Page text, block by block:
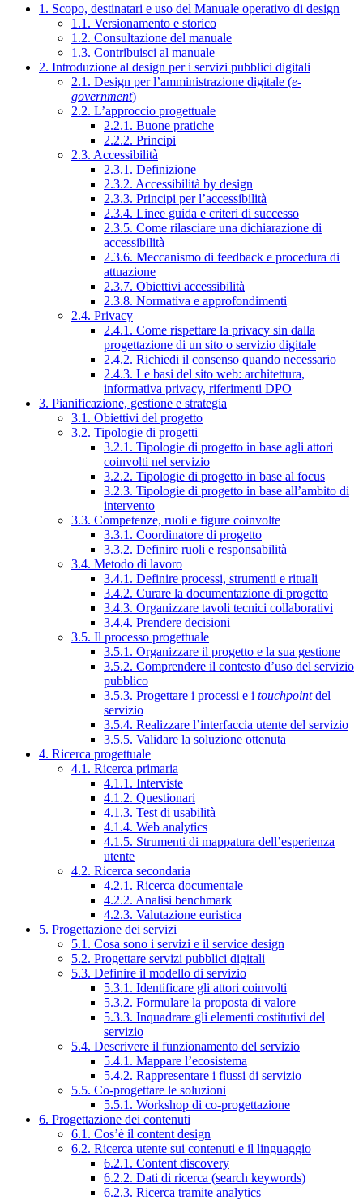
1. Scopo, destinatari e uso del Manuale operativo di design
1.1. Versionamento e storico
1.2. Consultazione del manuale
1.3. Contribuisci al manuale
2. Introduzione al design per i servizi pubblici digitali
2.1. Design per l’amministrazione digitale (e-
government)
2.2. L’approccio progettuale
2.2.1. Buone pratiche
2.2.2. Principi
2.3. Accessibilità
2.3.1. Definizione
2.3.2. Accessibilità by design
2.3.3. Principi per l’accessibilità
2.3.4. Linee guida e criteri di successo
2.3.5. Come rilasciare una dichiarazione di
accessibilità
2.3.6. Meccanismo di feedback e procedura di
attuazione
2.3.7. Obiettivi accessibilità
2.3.8. Normativa e approfondimenti
2.4. Privacy
2.4.1. Come rispettare la privacy sin dalla
progettazione di un sito o servizio digitale
2.4.2. Richiedi il consenso quando necessario
2.4.3. Le basi del sito web: architettura,
informativa privacy, riferimenti DPO
3. Pianificazione, gestione e strategia
3.1. Obiettivi del progetto
3.2. Tipologie di progetti
3.2.1. Tipologie di progetto in base agli attori
coinvolti nel servizio
3.2.2. Tipologie di progetto in base al focus
3.2.3. Tipologie di progetto in base all’ambito di
intervento
3.3. Competenze, ruoli e figure coinvolte
3.3.1. Coordinatore di progetto
3.3.2. Definire ruoli e responsabilità
3.4. Metodo di lavoro
3.4.1. Definire processi, strumenti e rituali
3.4.2. Curare la documentazione di progetto
3.4.3. Organizzare tavoli tecnici collaborativi
3.4.4. Prendere decisioni
3.5. Il processo progettuale
3.5.1. Organizzare il progetto e la sua gestione
3.5.2. Comprendere il contesto d’uso del servizio
pubblico
3.5.3. Progettare i processi e i touchpointdel
servizio
3.5.4. Realizzare l’interfaccia utente del servizio
3.5.5. Validare la soluzione ottenuta
4. Ricerca progettuale
4.1. Ricerca primaria
4.1.1. Interviste
4.1.2. Questionari
4.1.3. Test di usabilità
4.1.4. Web analytics
4.1.5. Strumenti di mappatura dell’esperienza
utente
4.2. Ricerca secondaria
4.2.1. Ricerca documentale
4.2.2. Analisi benchmark
4.2.3. Valutazione euristica
5. Progettazione dei servizi
5.1. Cosa sono i servizi e il service design
5.2. Progettare servizi pubblici digitali
5.3. Definire il modello di servizio
5.3.1. Identificare gli attori coinvolti
5.3.2. Formulare la proposta di valore
5.3.3. Inquadrare gli elementi costitutivi del
servizio
5.4. Descrivere il funzionamento del servizio
5.4.1. Mappare l’ecosistema
5.4.2. Rappresentare i flussi di servizio
5.5. Co-progettare le soluzioni
5.5.1. Workshop di co-progettazione
6. Progettazione dei contenuti
6.1. Cos’è il content design
6.2. Ricerca utente sui contenuti e il linguaggio
6.2.1. Content discovery
6.2.2. Dati di ricerca (search keywords)
6.2.3. Ricerca tramite analytics